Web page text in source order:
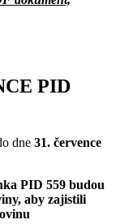
PID
dne 31. července
PID 559 budou
aby zajistili